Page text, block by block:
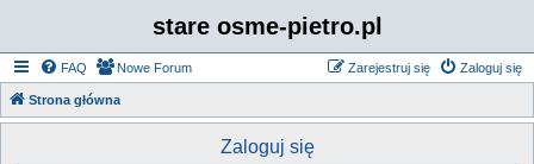
stare osme-pietro.pl
FAQ Zaloguj się
Zarejestruj się
Nowe Forum
Strona główna
Zaloguj się